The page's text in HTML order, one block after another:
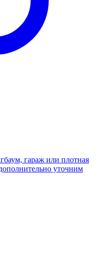
гараж или плотная
уточним